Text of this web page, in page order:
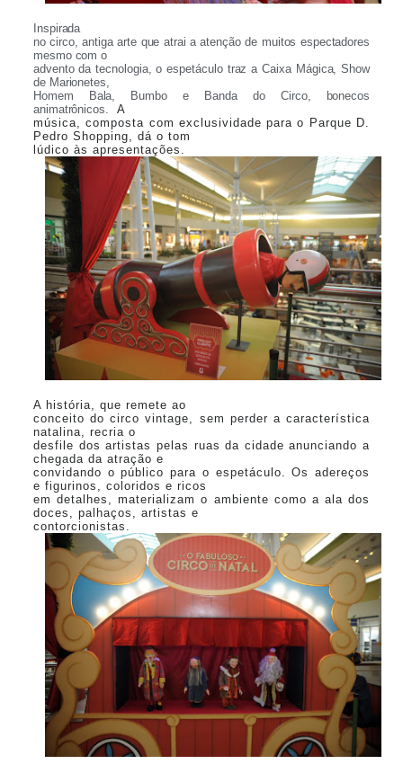
Inspirada
no circo, antiga arte que atrai a atenção de muitos espectadores
mesmo com o
advento da tecnologia, o espetáculo traz a Caixa Mágica, Show
de Marionetes,
Homem Bala, Bumbo e Banda do Circo, bonecos
animatrônicos.
A
música, composta com exclusividade para o Parque D.
Pedro Shopping, dá o tom
lúdico às apresentações.
A história, que remete ao
conceito do circo vintage, sem perder a característica
natalina, recria o
desfile dos artistas pelas ruas da cidade anunciando a
chegada da atração e
convidando o público para o espetáculo. Os adereços
e figurinos, coloridos e ricos
em detalhes, materializam o ambiente como a ala dos
doces, palhaços, artistas e
contorcionistas.